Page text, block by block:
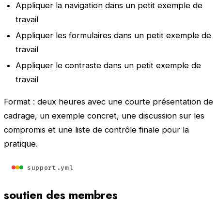
Appliquer la navigation dans un petit exemple de
travail
Appliquer les formulaires dans un petit exemple de
travail
Appliquer le contraste dans un petit exemple de
travail
Format : deux heures avec une courte présentation de
cadrage, un exemple concret, une discussion sur les
compromis et une liste de contrôle finale pour la
pratique.
support.yml
soutien des membres